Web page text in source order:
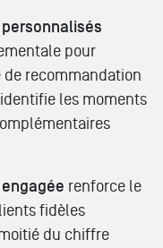
pour
de recommandation
les moments
renforce le
fidèles
du chiffre